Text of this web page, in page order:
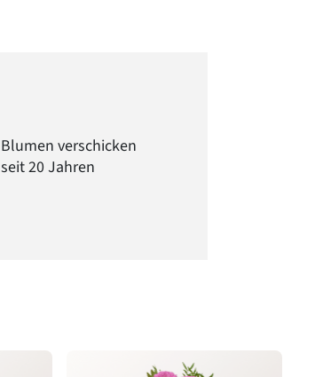
Blumen verschicken
seit 20 Jahren